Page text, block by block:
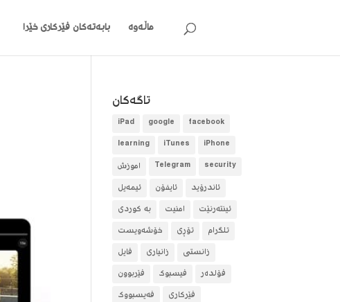
ماڵەوە بابەتەکان فێرکاری خێرا
تاگه‌كان
facebook
google
iPad
iPhone
iTunes
learning
security
Telegram
آموزش
ئاندرۆید
ئایفۆن
ئیمەیل
ئینتەرنێت
امنیت
بە کوردی
تلگرام
تۆڕی
خۆشەویست
زانستی
زانیاری
فایل
فۆلده‌ر
فیسبوک
فێربوون
فێرکاری
فەیسبووک